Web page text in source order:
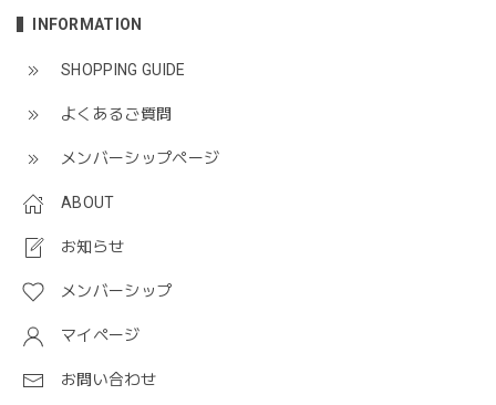
INFORMATION
SHOPPING GUIDE
よくあるご質問
メンバーシップページ
ABOUT
お知らせ
メンバーシップ
マイページ
お問い合わせ